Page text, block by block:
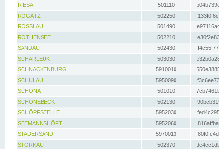
RIESA
501110
ROGÄTZ
502250
ROSSLAU
501490
ROTHENSEE
502210
SANDAU
502430
SCHARLEUK
503030
SCHNACKENBURG
5910010
SCHULAU
5950090
SCHÖNA
501010
SCHÖNEBECK
502130
SCHÖPFSTELLE
5952030
SEEMANNSHÖFT
5952060
STADERSAND
5970013
STORKAU
502370